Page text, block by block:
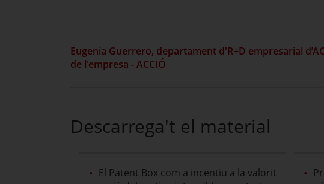
Eugenia Guerrero, departament d'R+D empresarial
de l'empresa - ACCIÓ
Descarrega't el material
El Patent Box com a incentiu a la valorit